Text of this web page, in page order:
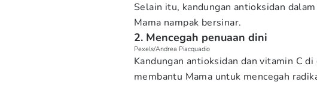
Selain itu, kandungan antioksidan
Mama nampak bersinar.
2. Mencegah penuaan dini
Pexels/Andrea Piacquadio
Kandungan antioksidan dan vitamin C
membantu Mama untuk mencegah